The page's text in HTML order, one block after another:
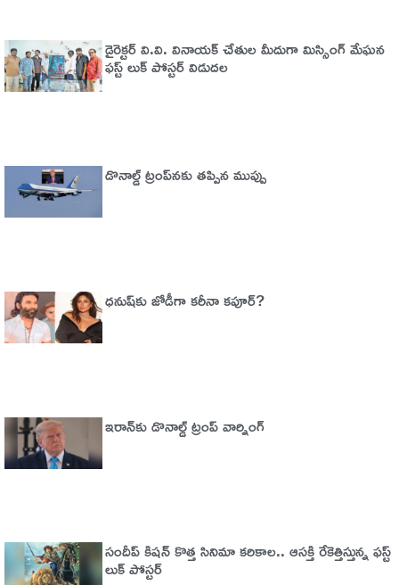
డైరెక్టర్ వి.వి. వినాయక్ చేతుల మీదుగా మిస్సింగ్ మేఘన
ఫస్ట్ లుక్ పోస్టర్ విడుదల
డొనాల్డ్ ట్రంప్‌నకు తప్పిన ముప్పు
ధనుష్‌కు జోడీగా కరీనా కపూర్?
ఇరాన్‌కు డొనాల్డ్ ట్రంప్ వార్నింగ్‌
సందీప్ కిషన్ కొత్త సినిమా కరికాల.. ఆసక్తి రేకెత్తిస్తున్న ఫస్ట్
లుక్ పోస్టర్